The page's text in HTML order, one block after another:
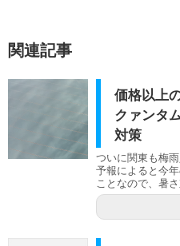
関連記事
価格以上
クァンタ
対策
ついに関東も梅
予報によると今
ことなので、暑